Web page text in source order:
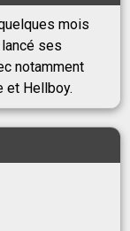
mois
ses
notamment
et Hellboy.